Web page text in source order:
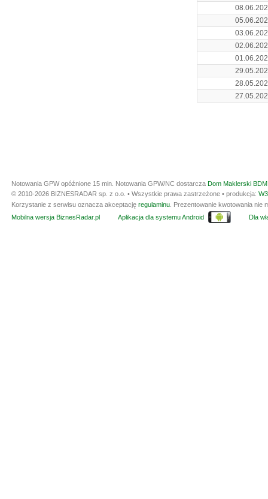
Notowania GPW opóźnione 15 min. Notowania GPW/NC dostarcza Dom Maklerski
© 2010-2026 BIZNESRADAR sp. z o.o. • Wszystkie prawa zastrzeżone • produkcja:
Korzystanie z serwisu oznacza akceptację regulaminu . Prezentowanie kwotowania
Mobilna wersja BiznesRadar.pl
Aplikacja dla systemu Android Dla